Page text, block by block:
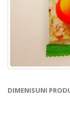
DIMENISUNI